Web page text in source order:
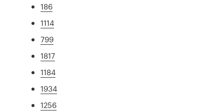
186
1114
799
1817
1184
1934
1256